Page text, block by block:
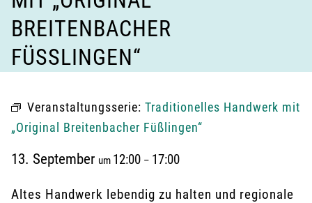
BREITENBACHER
FÜSSLINGEN“
Veranstaltungsserie: Traditionelles Handwerk mit
„Original Breitenbacher Füßlingen“
13. September um 12:00 – 17:00
Altes Handwerk lebendig zu halten und regionale